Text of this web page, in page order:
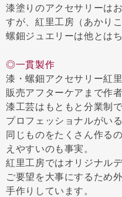
漆塗りのアクセサリーは
すが、紅里工房（あかり
螺鈿ジュエリーは他とは
◎一貫製作
漆・螺鈿アクセサリー紅
販売アフターケアまで作
漆工芸はもともと分業制
プロフェッショナルがい
同じものをたくさん作る
えやすいのも事実。
紅里工房ではオリジナル
ご要望を大事にするため
手作りしています。